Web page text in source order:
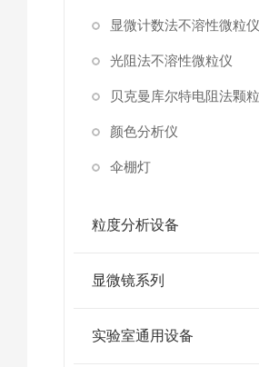
显微计数法不溶性微粒仪
光阻法不溶性微粒仪
颜色分析仪
伞棚灯
粒度分析设备
显微镜系列
实验室通用设备